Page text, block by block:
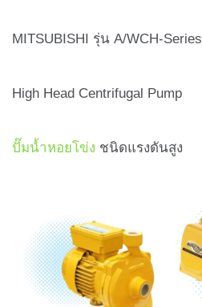
MITSUBISHI รุ่น A/WCH-Series
High Head Centrifugal Pump
ปั๊มน้ำหอยโข่ง ชนิดแรงดันสูง